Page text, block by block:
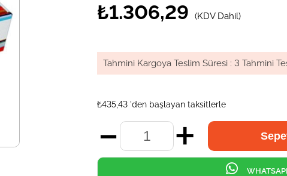
₺1.306,29 (KDV Dahil)
Tahmini Kargoya Teslim Süresi : 3 Tahmini
₺435,43 'den başlayan taksitlerle